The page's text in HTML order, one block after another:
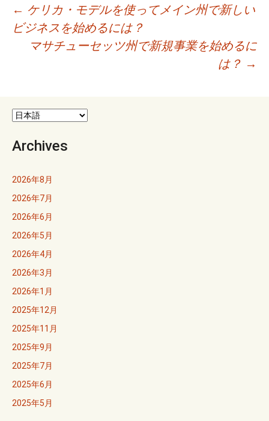
投
稿
ゲ
ー
ョ
ン
← ケリカ・モデルを使ってメイン州で新しい
ビジネスを始めるには？
マサチューセッツ州で新規事業を始めるに
は？ →
Archives
2026年8月
2026年7月
2026年6月
2026年5月
2026年4月
2026年3月
2026年1月
2025年12月
2025年11月
2025年9月
2025年7月
2025年6月
2025年5月